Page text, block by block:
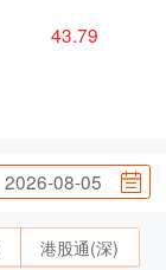
43.79
2026-08-05
港股通(深)